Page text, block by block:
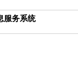
服务系统